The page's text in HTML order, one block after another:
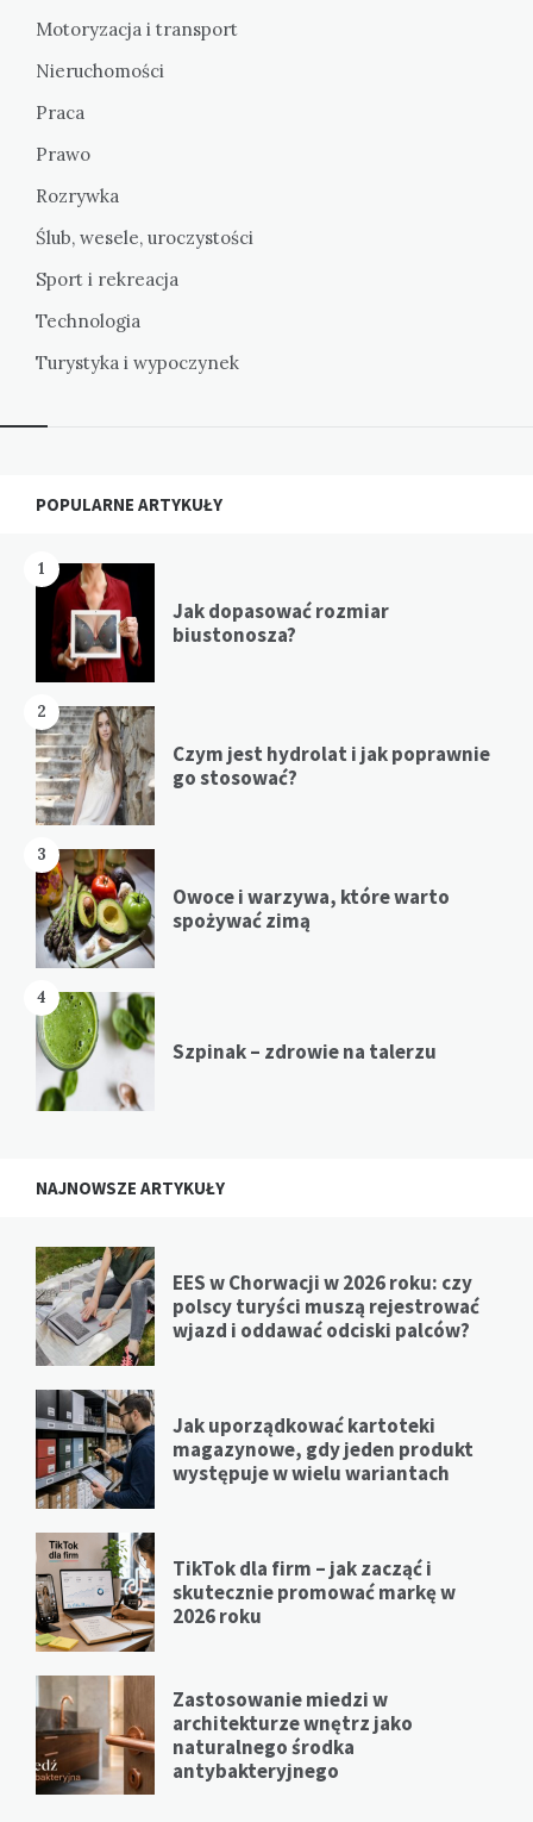
Motoryzacja i transport
Nieruchomości
Praca
Prawo
Rozrywka
Ślub, wesele, uroczystości
Sport i rekreacja
Technologia
Turystyka i wypoczynek
Widgets
POPULARNE ARTYKUŁY
1
Jak dopasować rozmiar
biustonosza?
2
Czym jest hydrolat i jak poprawnie
go stosować?
3
Owoce i warzywa, które warto
spożywać zimą
4
Szpinak – zdrowie na talerzu
NAJNOWSZE ARTYKUŁY
EES w Chorwacji w 2026 roku: czy
polscy turyści muszą rejestrować
wjazd i oddawać odciski palców?
Jak uporządkować kartoteki
magazynowe, gdy jeden produkt
występuje w wielu wariantach
TikTok dla firm – jak zacząć i
skutecznie promować markę w
2026 roku
Zastosowanie miedzi w
architekturze wnętrz jako
naturalnego środka
antybakteryjnego